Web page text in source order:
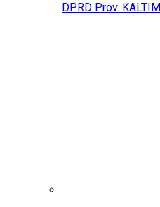
DPRD Prov. KALTIM